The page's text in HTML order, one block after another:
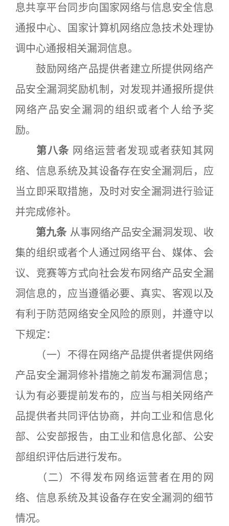
息共享平台同步向国家网络与信息安全信息
通报中心、国家计算机网络应急技术处理协
调中心通报相关漏洞信息。
鼓励网络产品提供者建立所提供网络产
品安全漏洞奖励机制，对发现并通报所提供
网络产品安全漏洞的组织或者个人给予奖
励。
第八条 网络运营者发现或者获知其网
络、信息系统及其设备存在安全漏洞后，应
当立即采取措施，及时对安全漏洞进行验证
并完成修补。
第九条 从事网络产品安全漏洞发现、收
集的组织或者个人通过网络平台、媒体、会
议、竞赛等方式向社会发布网络产品安全漏
洞信息的，应当遵循必要、真实、客观以及
有利于防范网络安全风险的原则，并遵守以
下规定：
（一）不得在网络产品提供者提供网络
产品安全漏洞修补措施之前发布漏洞信息；
认为有必要提前发布的，应当与相关网络产
品提供者共同评估协商，并向工业和信息化
部、公安部报告，由工业和信息化部、公安
部组织评估后进行发布。
（二）不得发布网络运营者在用的网
络、信息系统及其设备存在安全漏洞的细节
情况。